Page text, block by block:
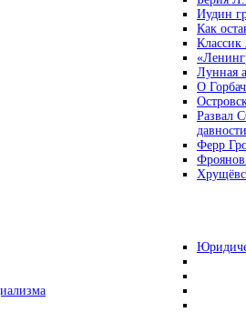
Иудин
Как
Лунная
О
Развал
давности
Ферр